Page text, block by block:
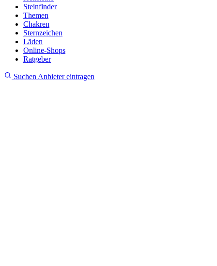
Steinfinder
Themen
Chakren
Sternzeichen
Läden
Online-Shops
Ratgeber
Suchen Anbieter eintragen